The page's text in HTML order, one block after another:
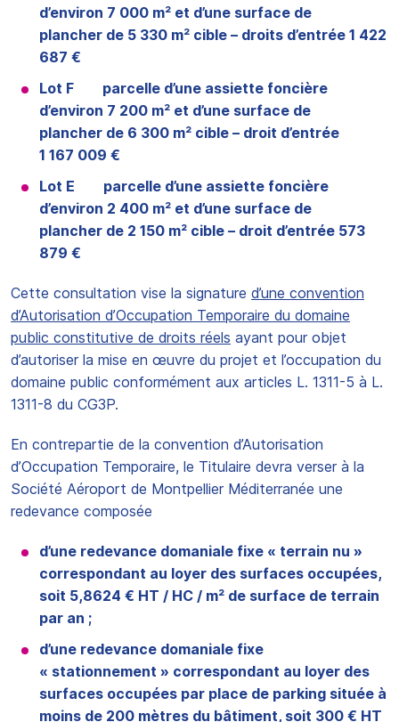
d’environ 7 000 m² et d’une surface de
plancher de 5 330 m² cible – droits d’entrée 1 422
687 €
Lot F parcelle d’une assiette foncière
d’environ 7 200 m² et d’une surface de
plancher de 6 300 m² cible – droit d’entrée
1 167 009 €
Lot E parcelle d’une assiette foncière
d’environ 2 400 m² et d’une surface de
plancher de 2 150 m² cible – droit d’entrée 573
879 €
Cette consultation vise la signature d’une convention
d’Autorisation d’Occupation Temporaire du domaine
public constitutive de droits réels ayant pour objet
d’autoriser la mise en œuvre du projet et l’occupation du
domaine public conformément aux articles L. 1311-5 à L.
1311-8 du CG3P.
En contrepartie de la convention d’Autorisation
d’Occupation Temporaire, le Titulaire devra verser à la
Société Aéroport de Montpellier Méditerranée une
redevance composée
d’une redevance domaniale fixe « terrain nu »
correspondant au loyer des surfaces occupées,
soit 5,8624 € HT / HC / m² de surface de terrain
par an ;
d’une redevance domaniale fixe
« stationnement » correspondant au loyer des
surfaces occupées par place de parking située à
moins de 200 mètres du bâtiment, soit 300 € HT